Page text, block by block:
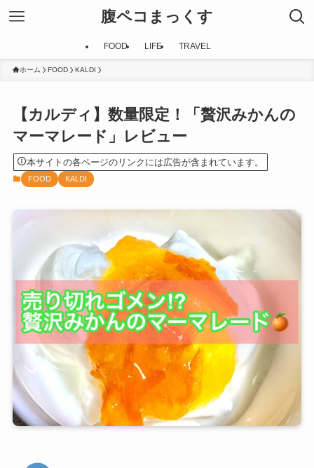
腹ペコまっくす
FOOD LIFE TRAVEL
ホーム FOOD KALDI
【カルディ】数量限定！「贅沢みかんの
マーマレード」レビュー
本サイトの各ページのリンクには広告が含まれています。
FOOD KALDI